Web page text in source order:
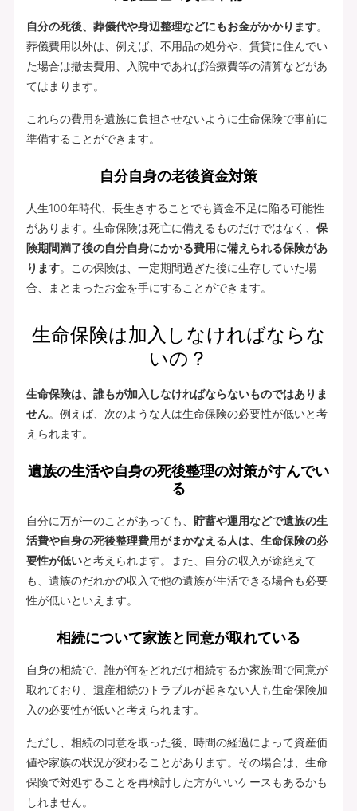
自分の死後、葬儀代や身辺整理などにもお金がかかります。
葬儀費用以外は、例えば、不用品の処分や、賃貸に住んでい
た場合は撤去費用、入院中であれば治療費等の清算などがあ
てはまります。
これらの費用を遺族に負担させないように生命保険で事前に
準備することができます。
自分自身の老後資金対策
人生100年時代、長生きすることでも資金不足に陥る可能性
があります。生命保険は死亡に備えるものだけではなく、 保
険期間満了後の自分自身にかかる費用に備えられる保険があ
ります。この保険は、一定期間過ぎた後に生存していた場
合、まとまったお金を手にすることができます。
生命保険は加入しなければならな
いの？
生命保険は、誰もが加入しなければならないものではありま
せん。例えば、次のような人は生命保険の必要性が低いと考
えられます。
遺族の生活や自身の死後整理の対策がすんでい
る
自分に万が一のことがあっても、 貯蓄や運用などで遺族の生
活費や自身の死後整理費用がまかなえる人は、生命保険の必
要性が低いと考えられます。また、自分の収入が途絶えて
も、遺族のだれかの収入で他の遺族が生活できる場合も必要
性が低いといえます。
相続について家族と同意が取れている
自身の相続で、誰が何をどれだけ相続するか家族間で同意が
取れており、遺産相続のトラブルが起きない人も生命保険加
入の必要性が低いと考えられます。
ただし、相続の同意を取った後、時間の経過によって資産価
値や家族の状況が変わることがあります。その場合は、生命
保険で対処することを再検討した方がいいケースもあるかも
しれません。